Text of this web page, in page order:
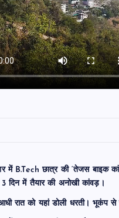
में B.Tech छात्र की ‘तेजस बाइक
दिन में तैयार की अनोखी कांवड़।
रात को यहां डोली धरती। भूकंप